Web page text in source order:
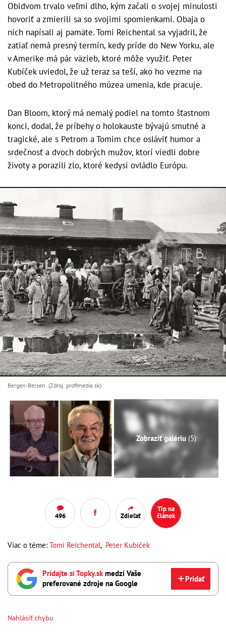
Obidvom trvalo veľmi dlho, kým začali o svojej minulosti
hovoriť a zmierili sa so svojimi spomienkami. Obaja o
nich napísali aj pamäte. Tomi Reichental sa vyjadril, že
zatiaľ nemá presný termín, kedy príde do New Yorku, ale
v Amerike má pár väzieb, ktoré môže využiť. Peter
Kubíček uviedol, že už teraz sa teší, ako ho vezme na
obed do Metropolitného múzea umenia, kde pracuje.
Dan Bloom, ktorý má nemalý podiel na tomto šťastnom
konci, dodal, že príbehy o holokauste bývajú smutné a
tragické, ale s Petrom a Tomim chce osláviť humor a
srdečnosť a dvoch dobrých mužov, ktorí viedli dobre
životy a porazili zlo, ktoré kedysi ovládlo Európu.
Bergen-Belsen (Zdroj: profimedia.sk)
Zobraziť galériu (5)
496 Zdieľať
Tip na
článok
Viac o téme: Tomi Reichental, Peter Kubíček
Pridajte si Topky.skmedzi Vaše
preferované zdroje na Google
Pridať
Nahlásiť chybu